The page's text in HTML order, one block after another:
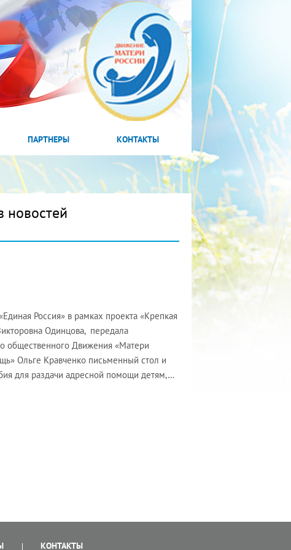
ПАРТНЕРЫ КОНТАКТЫ
новостей
Россия» в рамках проекта «Крепкая
Одинцова, передала
общественного Движения «Матери
Ольге Кравченко письменный стол и
для раздачи адресной помощи детям,…
КОНТАКТЫ